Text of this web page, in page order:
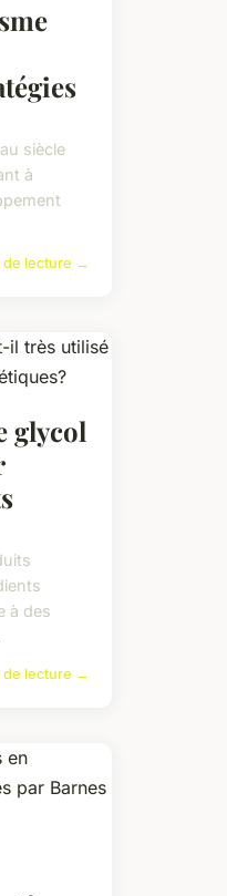
siècle
à
de lecture →
glycol
à des
de lecture →